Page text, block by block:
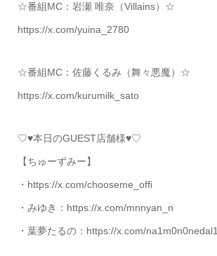
☆番組MC：岩瀬 唯奈（Villains）☆
https://x.com/yuina_2780
☆番組MC：佐藤くるみ（舞々悪魔）☆
https://x.com/kurumilk_sato
♡♥本日のGUEST店舗様♥♡
【ちゅーずみー】
・https://x.com/chooseme_offi
・みゆき：https://x.com/mnnyan_n
・葉夢たるの：https://x.com/na1m0n0nedal1